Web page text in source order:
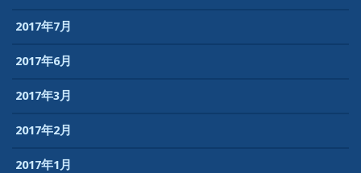
2017年7月
2017年6月
2017年3月
2017年2月
2017年1月